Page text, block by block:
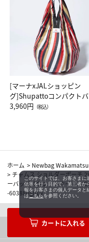
[マーナxJALショッピン
グ]Shupattoコンパクト
Drop JAL客室乗務員（LC
3,960円 （税込）
ホーム > Newbag Wakamatsu
> チャムス ショルダーポーチ
ーバッグスウェットナイロン
-603880g019
カテゴリを選ぶ
このサイトでは、お客さまに
信等を行う目的で、第三者か
報をお客さまの個人データと
はこちらを参照ください。